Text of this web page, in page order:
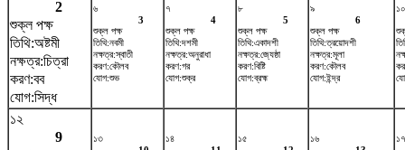
2
শুক্ল পক্ষ
তিথি:অষ্টমী
নক্ষত্র:চিত্রা
করণ:বব
যোগ:সিদ্ধ
৬
3
শুক্ল পক্ষ
তিথি:নবমী
নক্ষত্র:স্বাতী
করণ:কৌলব
যোগ:শুভ
৭
4
শুক্ল পক্ষ
তিথি:দশমী
নক্ষত্র:অনুরাধা
করণ:গর
যোগ:শুক্র
৮
5
শুক্ল পক্ষ
তিথি:একাদশী
নক্ষত্র:জ্যেষ্ঠা
করণ:বিষ্টি
যোগ:ব্রহ্ম
৯
6
শুক্ল পক্ষ
তিথি:ত্রয়োদশী
নক্ষত্র:মূলা
করণ:কৌলব
যোগ:ইন্দ্র
১০
১২
9
১৩
১৪
১৫
১৬
১৭